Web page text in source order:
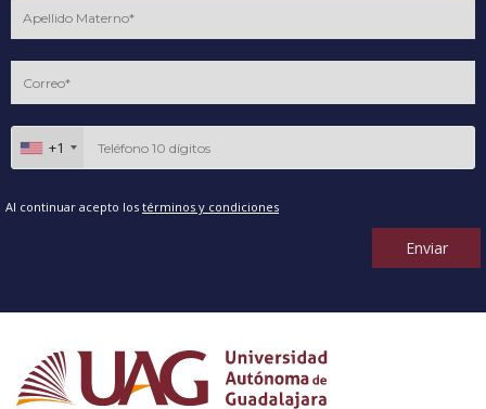
+1
Al continuar acepto los términos y condiciones
Enviar